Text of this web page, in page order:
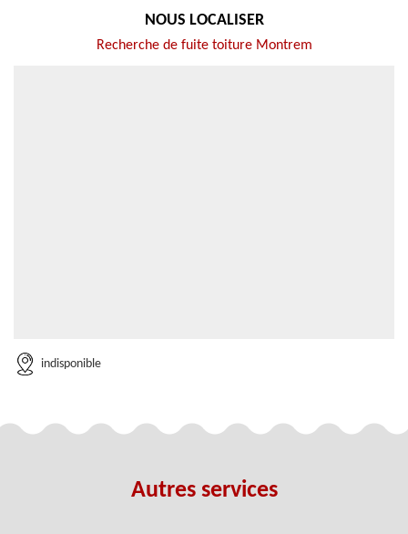
NOUS LOCALISER
Recherche de fuite toiture Montrem
indisponible
Autres services